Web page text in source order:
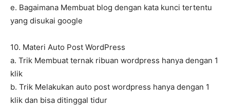
e. Bagaimana Membuat blog dengan kata kunci tertentu
yang disukai google
10. Materi Auto Post WordPress
a. Trik Membuat ternak ribuan wordpress hanya dengan 1
klik
b. Trik Melakukan auto post wordpress hanya dengan 1
klik dan bisa ditinggal tidur